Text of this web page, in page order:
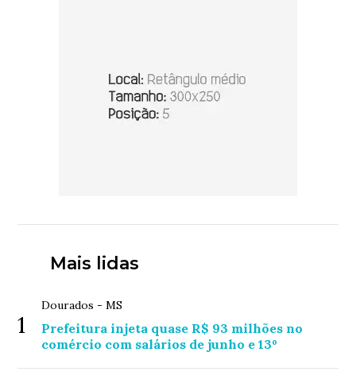
Mais lidas
1
Dourados - MS
Prefeitura injeta quase R$ 93 milhões no
comércio com salários de junho e 13º